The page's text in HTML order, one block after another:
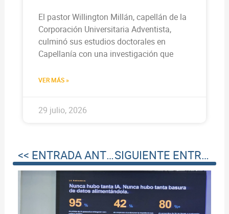
El pastor Willington Millán, capellán de la
Corporación Universitaria Adventista,
culminó sus estudios doctorales en
Capellanía con una investigación que
VER MÁS »
29 julio, 2026
<< ENTRADA ANTERIOR SIGUIENTE ENTRADA >>